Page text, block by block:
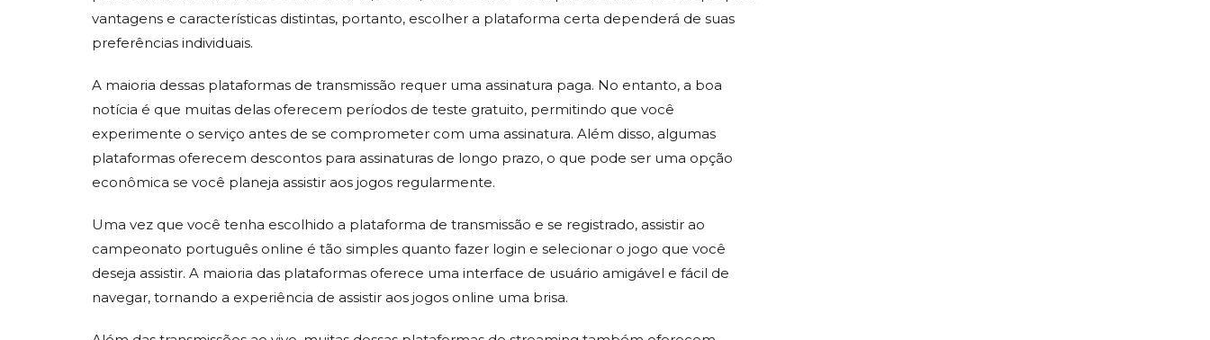
vantagens e características distintas, portanto, escolher a plataforma certa dependerá de suas
preferências individuais.
A maioria dessas plataformas de transmissão requer uma assinatura paga. No entanto, a boa
notícia é que muitas delas oferecem períodos de teste gratuito, permitindo que você
experimente o serviço antes de se comprometer com uma assinatura. Além disso, algumas
plataformas oferecem descontos para assinaturas de longo prazo, o que pode ser uma opção
econômica se você planeja assistir aos jogos regularmente.
Uma vez que você tenha escolhido a plataforma de transmissão e se registrado, assistir ao
campeonato português online é tão simples quanto fazer login e selecionar o jogo que você
deseja assistir. A maioria das plataformas oferece uma interface de usuário amigável e fácil de
navegar, tornando a experiência de assistir aos jogos online uma brisa.